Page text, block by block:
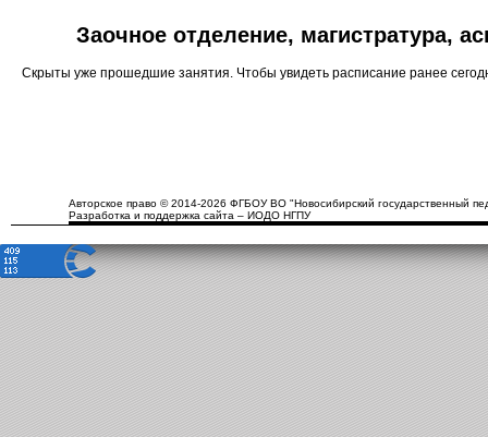
Заочное отделение, магистратура,
Скрыты уже прошедшие занятия. Чтобы увидеть расписание ранее
Авторское право © 2014-2026 ФГБОУ ВО "Новосибирский государственный
Разработка и поддержка сайта – ИОДО НГПУ